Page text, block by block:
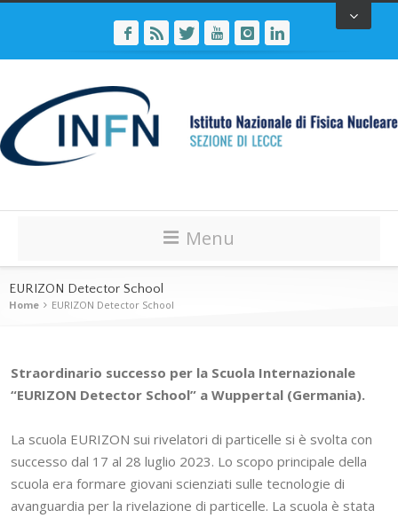
Menu
EURIZON Detector School
Home EURIZON Detector School
Straordinario successo per la Scuola Internazionale
“EURIZON Detector School” a Wuppertal (Germania).
La scuola EURIZON sui rivelatori di particelle si è svolta con
successo dal 17 al 28 luglio 2023. Lo scopo principale della
scuola era formare giovani scienziati sulle tecnologie di
avanguardia per la rivelazione di particelle. La scuola è stata